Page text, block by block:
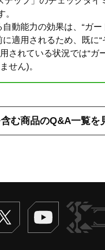
動能力の効果は、“ガ
適用されるため、既に
されている状況では“ガ
せん)。
む商品のQ&A一覧を
Twitter ヴァンガ